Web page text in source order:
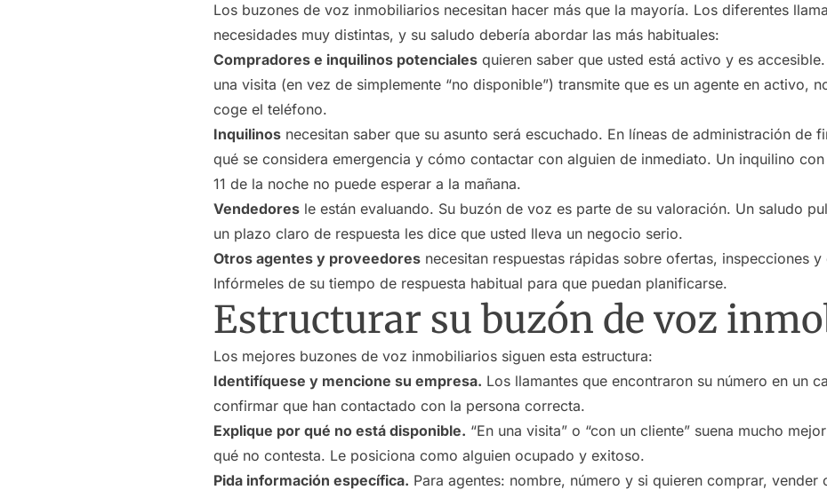
Los buzones de voz inmobiliarios necesitan hacer más que la mayoría. Los diferentes
necesidades muy distintas, y su saludo debería abordar las más habituales:
Compradores e inquilinos potenciales quieren saber que usted está activo y es
una visita (en vez de simplemente “no disponible”) transmite que es un agente en activo,
coge el teléfono.
Inquilinos necesitan saber que su asunto será escuchado. En líneas de administración de
qué se considera emergencia y cómo contactar con alguien de inmediato. Un inquilino
11 de la noche no puede esperar a la mañana.
Vendedores le están evaluando. Su buzón de voz es parte de su valoración. Un saludo
un plazo claro de respuesta les dice que usted lleva un negocio serio.
Otros agentes y proveedores necesitan respuestas rápidas sobre ofertas, inspecciones
Infórmeles de su tiempo de respuesta habitual para que puedan planificarse.
Estructurar su buzón de voz
Los mejores buzones de voz inmobiliarios siguen esta estructura:
Identifíquese y mencione su empresa. Los llamantes que encontraron su número en un
confirmar que han contactado con la persona correcta.
Explique por qué no está disponible. “En una visita” o “con un cliente” suena mucho
qué no contesta. Le posiciona como alguien ocupado y exitoso.
Pida información específica. Para agentes: nombre, número y si quieren comprar, vender